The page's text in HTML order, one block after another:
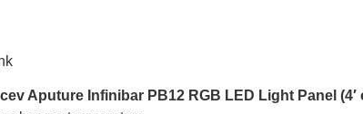
Aputure Infinibar PB12 RGB LED Light Panel (4′